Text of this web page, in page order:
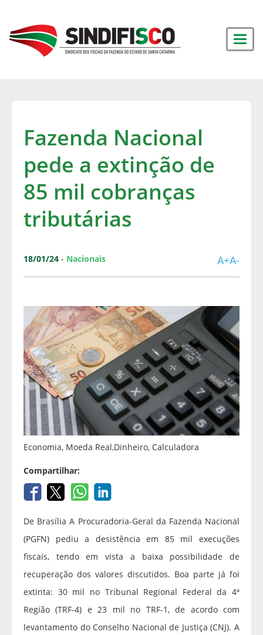
Fazenda Nacional
pede a extinção de
85 mil cobranças
tributárias
18/01/24 - Nacionais A+A-
Economia, Moeda Real,Dinheiro, Calculadora
Compartilhar:
De Brasília A Procuradoria-Geral da Fazenda Nacional
(PGFN) pediu a desistência em 85 mil execuções
fiscais, tendo em vista a baixa possibilidade de
recuperação dos valores discutidos. Boa parte já foi
extinta: 30 mil no Tribunal Regional Federal da 4ª
Região (TRF-4) e 23 mil no TRF-1, de acordo com
levantamento do Conselho Nacional de Justiça (CNJ). A